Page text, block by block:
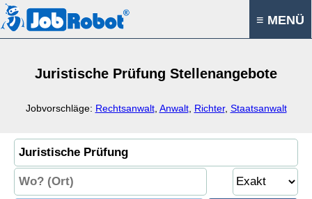
≡ MENÜ
Juristische Prüfung Stellenangebote
Jobvorschläge: Rechtsanwalt, Anwalt, Richter, Staatsanwalt